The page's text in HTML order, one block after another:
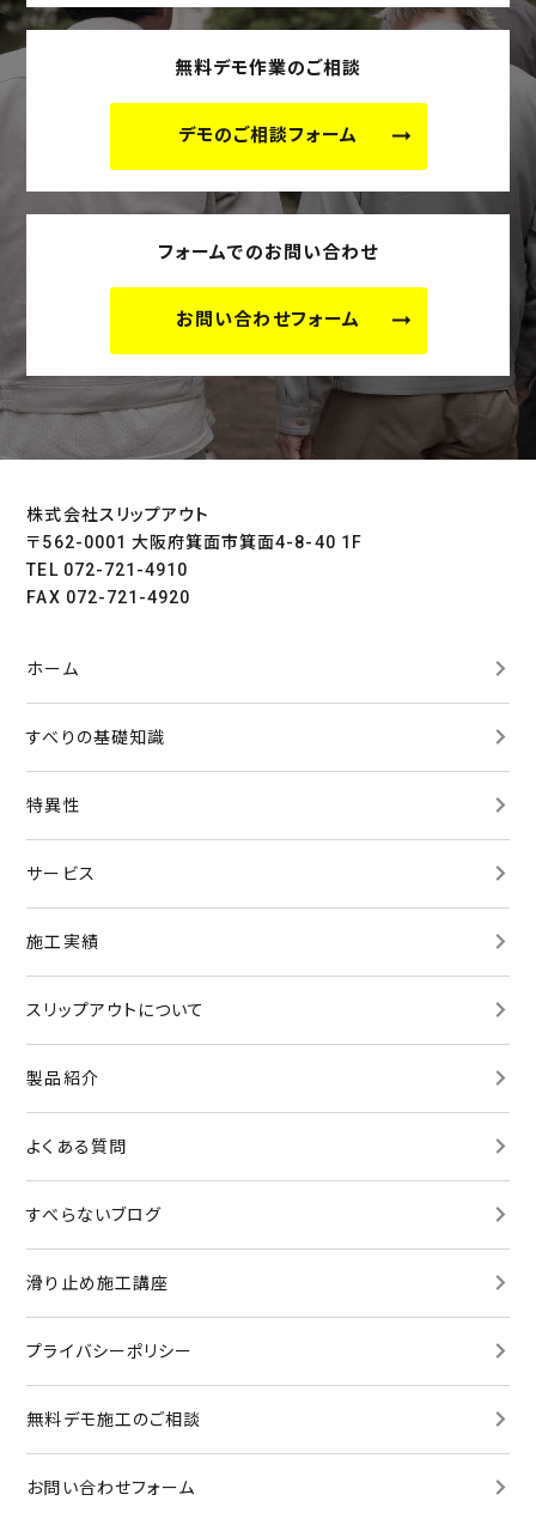
無料デモ作業のご相談
デモのご相談フォーム
フォームでのお問い合わせ
お問い合わせフォーム
株式会社スリップアウト
〒562-0001 大阪府箕面市箕面4-8-40 1F
TEL 072-721-4910
FAX 072-721-4920
ホーム
すべりの基礎知識
特異性
サービス
施工実績
スリップアウトについて
製品紹介
よくある質問
すべらないブログ
滑り止め施工講座
プライバシーポリシー
無料デモ施工のご相談
お問い合わせフォーム